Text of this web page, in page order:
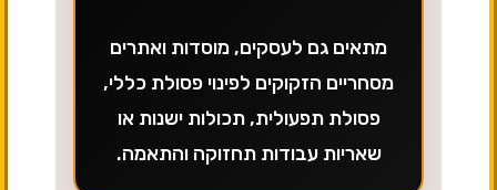
מתאים גם לעסקים, מוסדות ואתרים
מסחריים הזקוקים לפינוי פסולת כללי,
פסולת תפעולית, תכולות ישנות או
שאריות עבודות תחזוקה והתאמה.